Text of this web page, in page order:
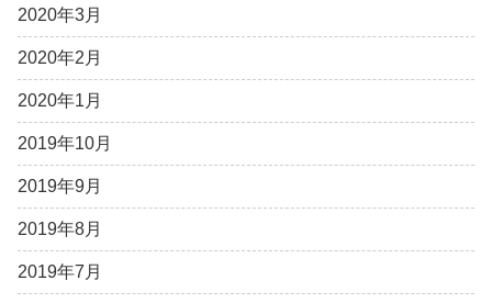
2020年3月
2020年2月
2020年1月
2019年10月
2019年9月
2019年8月
2019年7月